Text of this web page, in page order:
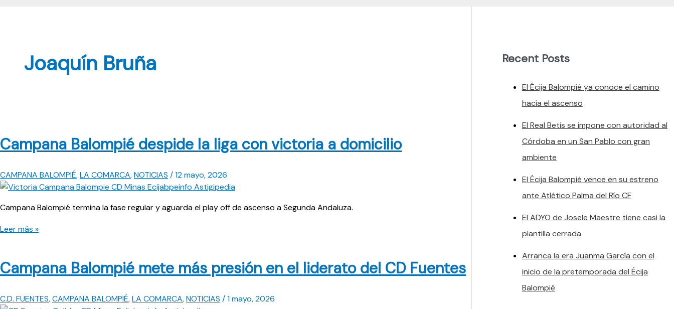
Joaquín Bruña
Campana Balompié despide la liga con victoria a domicilio
CAMPANA BALOMPIÉ,LA COMARCA,NOTICIAS /12 mayo, 2026
Campana Balompié termina la fase regular y aguarda el play off de ascenso a Segunda Andaluza.
Campana
la
liga
victoria
Leer más »
Campana Balompié mete más presión en el liderato del CD Fuentes
C.D. FUENTES,CAMPANA BALOMPIÉ,LA COMARCA,NOTICIAS /1 mayo, 2026
Recent Posts
El Écija Balompié ya conoce el camino
hacia el ascenso
El Real Betis se impone con autoridad al
Córdoba en un San Pablo con gran
ambiente
El Écija Balompié vence en su estreno
ante Atlético Palma del Río CF
El ADYO de Josele Maestre tiene casi la
plantilla cerrada
Arranca la era Juanma García con el
inicio de la pretemporada del Écija
Balompié